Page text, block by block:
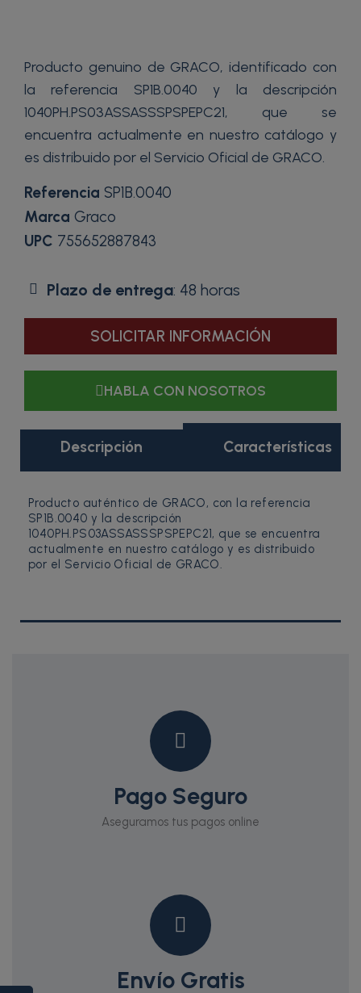
Producto genuino de GRACO, identificado con
la referencia SP1B.0040 y la descripción
1040PH.PS03ASSASSSPSPEPC21, que se
encuentra actualmente en nuestro catálogo y
es distribuido por el Servicio Oficial de GRACO.
Referencia SP1B.0040
Marca Graco
UPC 755652887843
Plazo de entrega: 48 horas
SOLICITAR INFORMACIÓN
HABLA CON NOSOTROS
Descripción Características
Producto auténtico de GRACO, con la referencia
SP1B.0040 y la descripción
1040PH.PS03ASSASSSPSPEPC21, que se encuentra
actualmente en nuestro catálogo y es distribuido
por el Servicio Oficial de GRACO.
Pago Seguro
Aseguramos tus pagos online
Envío Gratis